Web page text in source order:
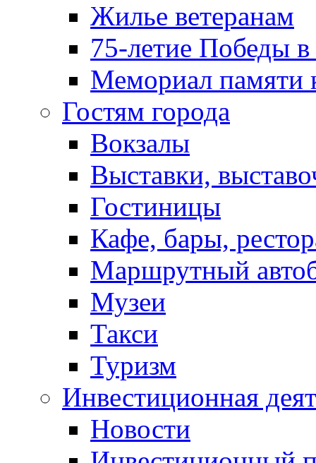
Жилье ветеранам
75-летие Победы
Мемориал памяти
Гостям города
Вокзалы
Выставки,
Гостиницы
Кафе, бары,
Маршрутный
Музеи
Такси
Туризм
Инвестиционная
Новости